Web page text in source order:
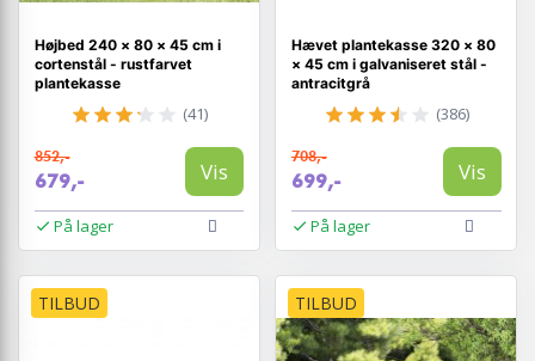
Højbed 240 × 80 × 45 cm i
cortenstål - rustfarvet
plantekasse
(41)
852,-
679,- Vis
På lager
Hævet plantekasse 320 × 80
× 45 cm i galvaniseret stål -
antracitgrå
(386)
708,-
699,- Vis
På lager
TILBUD TILBUD